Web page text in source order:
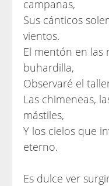
campanas,
Sus cánticos
vientos.
El mentón en las
buhardilla,
Observaré el
Las chimeneas,
mástiles,
Y los cielos que
eterno.
Es dulce ver